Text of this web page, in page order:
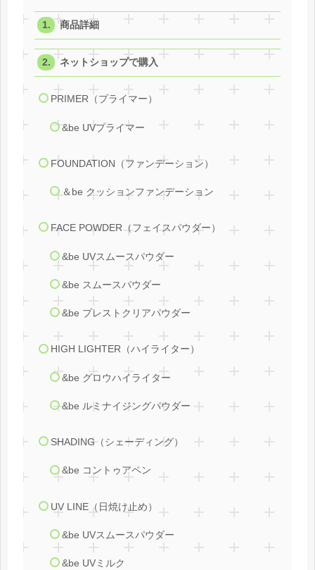
商品詳細
ネットショップで購入
PRIMER（プライマー）
&be UVプライマー
FOUNDATION（ファンデーション）
＆be クッションファンデーション
FACE POWDER（フェイスパウダー）
&be UVスムースパウダー
&be スムースパウダー
&be プレストクリアパウダー
HIGH LIGHTER（ハイライター）
&be グロウハイライター
&be ルミナイジングパウダー
SHADING（シェーディング）
&be コントゥアペン
UV LINE（日焼け止め）
&be UVスムースパウダー
&be UVミルク